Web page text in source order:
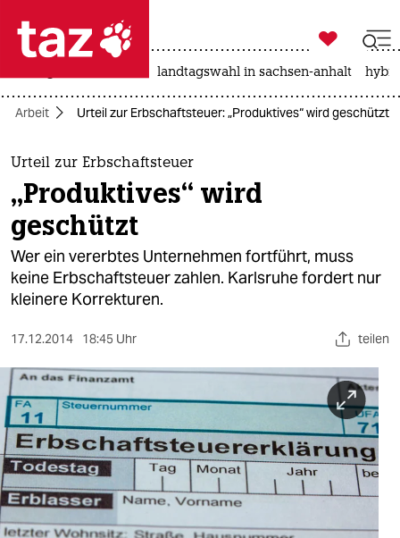
 taz zahl ich
taz zahl ich
themen
politik
öko
gesellschaft
sport
berlin
nord
wahrheit
verlag

taz zahl ich
landtagswahl in sachsen-anhalt
Arbeit Urteil zur Erbschaftsteuer: „Produktives“ wird geschützt
Urteil zur Erbschaftsteuer
„Produktives“ wird
geschützt
Wer ein vererbtes Unternehmen fortführt, muss
keine Erbschaftsteuer zahlen. Karlsruhe fordert nur
kleinere Korrekturen.
17.12.2014 18:45 Uhr teilen